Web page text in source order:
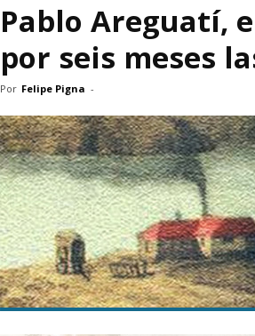
Pablo Areguatí,
por seis meses
Por Felipe Pigna -